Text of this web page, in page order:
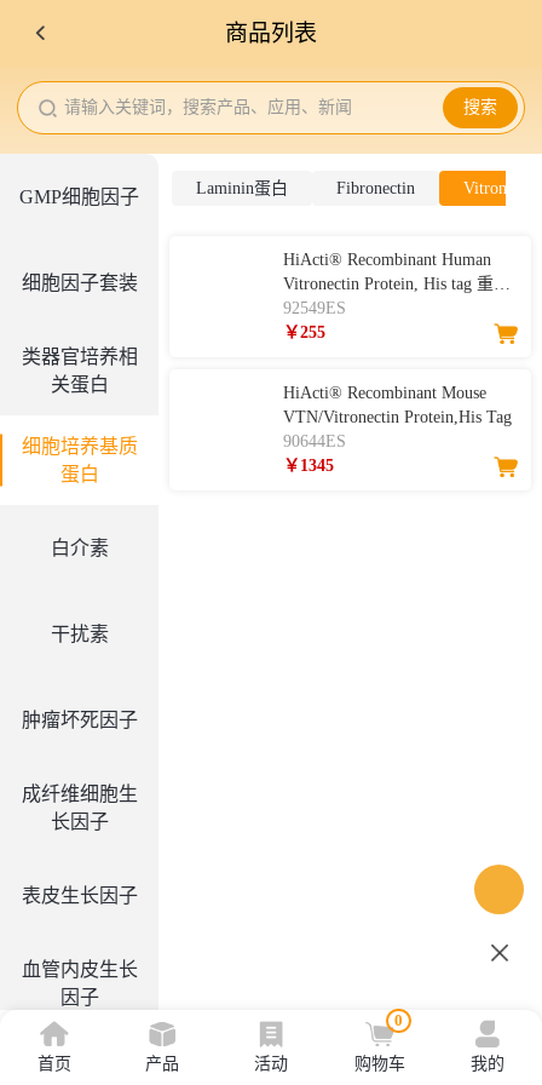
商品列表
请输入关键词，搜索产品、应用、新闻 搜索
GMP细胞因子
细胞因子套装
类器官培养相
关蛋白
细胞培养基质
蛋白
白介素
干扰素
肿瘤坏死因子
成纤维细胞生
长因子
表皮生长因子
血管内皮生长
因子
集落刺激因子
Laminin蛋白 Fibronectin Vitronectin
HiActi® Recombinant Human
Vitronectin Protein, His tag 重组
人玻连蛋白（VTN）
92549ES
￥255
HiActi® Recombinant Mouse
VTN/Vitronectin Protein,His Tag
90644ES
￥1345
首页 产品 活动
0
购物车 我的